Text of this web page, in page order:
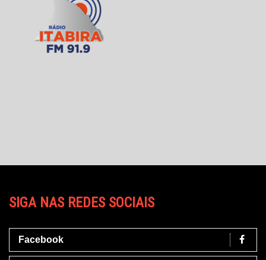
SIGA NAS REDES SOCIAIS
Facebook